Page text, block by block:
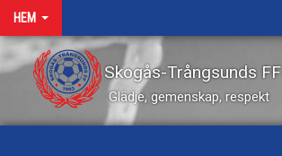
HEM
Skogås-Trångsunds FF
Glädje, gemenskap, respekt